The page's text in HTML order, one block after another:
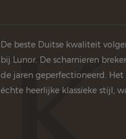
De beste Duitse kwaliteit
bij Lunor. De scharnieren
de jaren geperfectioneerd.
échte heerlijke klassieke stijl,